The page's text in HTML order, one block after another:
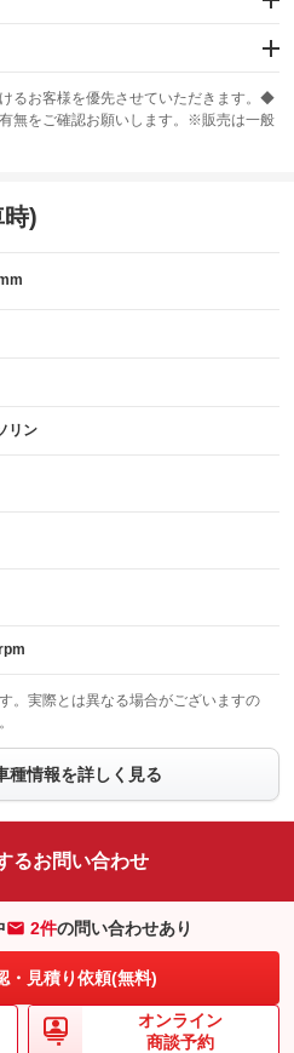
ド
ABS
：装備なし
フロントカメラ
：装備なし
：装備なし
ルーフレール
：装備なし
：装備なし
装備略号／用語解説
るお客様を優先させていただきます。◆
無をご確認お願いします。※販売は一般
)
リン
。実際とは異なる場合がございますの
種情報を詳しく見る
るお問い合わせ
2件の問い合わせあり
・見積り依頼(無料)
オンライン
商談予約